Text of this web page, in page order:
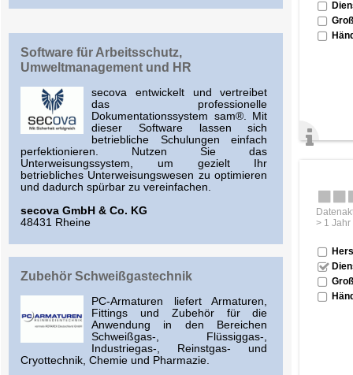
Software für Arbeitsschutz,
Umweltmanagement und HR
secova entwickelt und vertreibet
das professionelle
Dokumentationssystem sam®. Mit
dieser Software lassen sich
betriebliche Schulungen einfach
perfektionieren. Nutzen Sie das
Unterweisungssystem, um gezielt Ihr
betriebliches Unterweisungswesen zu optimieren
und dadurch spürbar zu vereinfachen.
secova GmbH & Co. KG
48431 Rheine
Zubehör Schweißgastechnik
PC-Armaturen liefert Armaturen,
Fittings und Zubehör für die
Anwendung in den Bereichen
Schweißgas-, Flüssiggas-,
Industriegas-, Reinstgas- und
Cryottechnik, Chemie und Pharmazie.
> 1 Jahr